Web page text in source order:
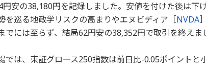
円安の38,180円を記録しました。安値を付けた後は下
を巡る地政学リスクの高まりやエヌビディア［NVDA
でには至らず、結局62円安の38,352円で取引を終えま
では、東証グロース250指数は前日比-0.05ポイントと